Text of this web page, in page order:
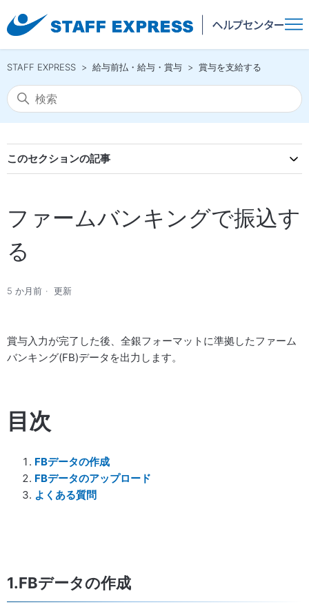
STAFF EXPRESS 給与前払・給与・賞与 賞与を支給する
このセクションの記事
ファームバンキングで振込す
る
5 か月前 更新
賞与入力が完了した後、全銀フォーマットに準拠したファーム
バンキング(FB)データを出力します。
目次
FBデータの作成
FBデータのアップロード
よくある質問
1.FBデータの作成